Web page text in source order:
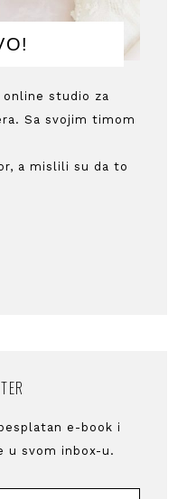
online studio za
Sa svojim timom
a mislili su da to
e-book i
u svom inbox-u.